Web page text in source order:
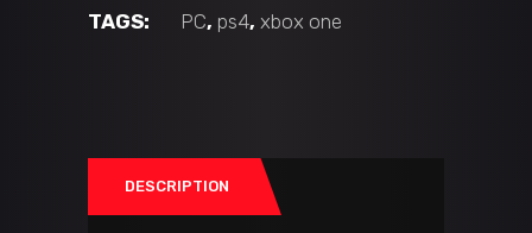
TAGS:
PC, ps4, xbox one
DESCRIPTION